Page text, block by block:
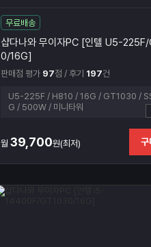
무료배송
샵다나와 무이자PC [인텔 U5-
0/16G]
판매점 평가 97점 / 후기 197건
U5-225F / H810 / 16G / GT1030 /
G / 500W / 미니타워
월 39,700원(최저) 구